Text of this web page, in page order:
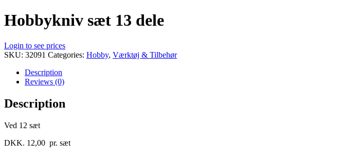
Hobbykniv sæt 13 dele
Login to see prices
SKU: 32091 Categories: Hobby, Værktøj & Tilbehør
Description
Reviews (0)
Description
Ved 12 sæt
DKK. 12,00 pr. sæt